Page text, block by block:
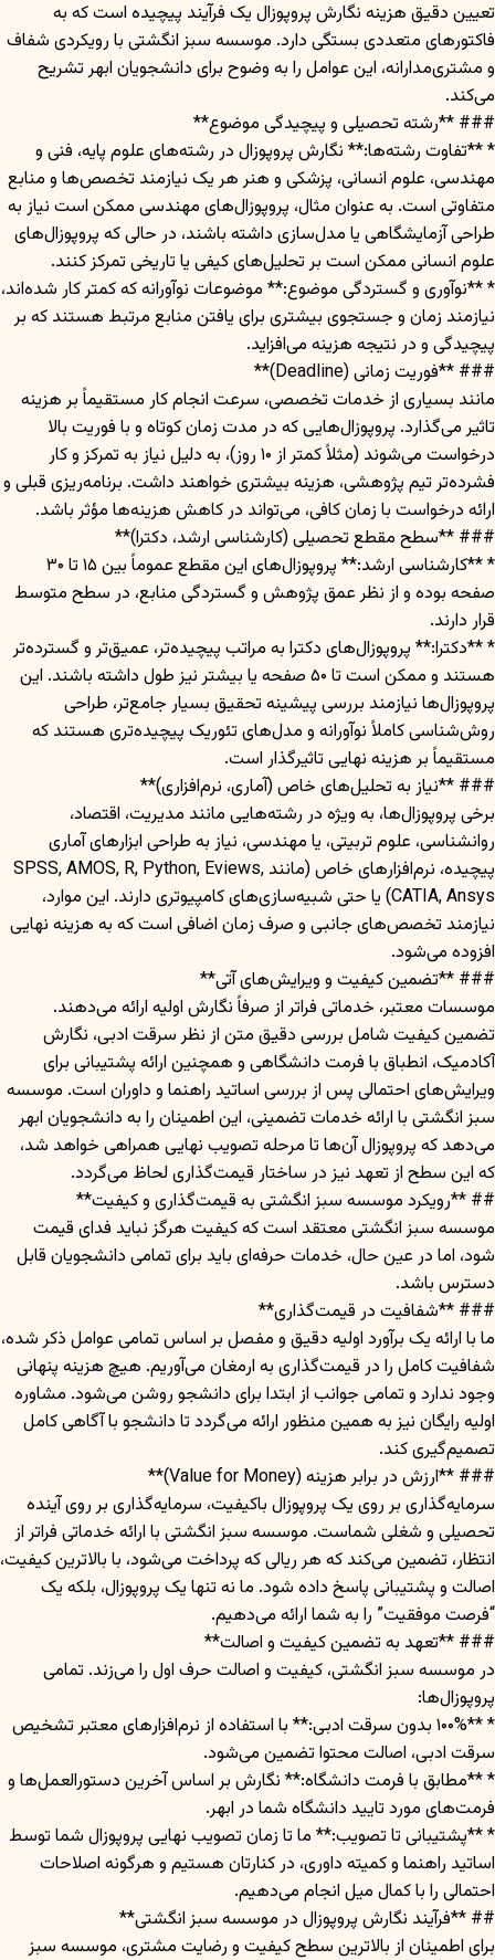
تعیین دقیق هزینه نگارش پروپوزال یک فرآیند پیچیده است که به
فاکتورهای متعددی بستگی دارد. موسسه سبز انگشتی با رویکردی شفاف
و مشتری‌مدارانه، این عوامل را به وضوح برای دانشجویان ابهر تشریح
می‌کند.
### **رشته تحصیلی و پیچیدگی موضوع**
* **تفاوت رشته‌ها:** نگارش پروپوزال در رشته‌های علوم پایه، فنی و
مهندسی، علوم انسانی، پزشکی و هنر هر یک نیازمند تخصص‌ها و منابع
متفاوتی است. به عنوان مثال، پروپوزال‌های مهندسی ممکن است نیاز به
طراحی آزمایشگاهی یا مدل‌سازی داشته باشند، در حالی که پروپوزال‌های
علوم انسانی ممکن است بر تحلیل‌های کیفی یا تاریخی تمرکز کنند.
* **نوآوری و گستردگی موضوع:** موضوعات نوآورانه که کمتر کار شده‌اند،
نیازمند زمان و جستجوی بیشتری برای یافتن منابع مرتبط هستند که بر
پیچیدگی و در نتیجه هزینه می‌افزاید.
### **فوریت زمانی (Deadline)**
مانند بسیاری از خدمات تخصصی، سرعت انجام کار مستقیماً بر هزینه
تاثیر می‌گذارد. پروپوزال‌هایی که در مدت زمان کوتاه و با فوریت بالا
درخواست می‌شوند (مثلاً کمتر از ۱۰ روز)، به دلیل نیاز به تمرکز و کار
فشرده‌تر تیم پژوهشی، هزینه بیشتری خواهند داشت. برنامه‌ریزی قبلی و
ارائه درخواست با زمان کافی، می‌تواند در کاهش هزینه‌ها مؤثر باشد.
### **سطح مقطع تحصیلی (کارشناسی ارشد، دکترا)**
* **کارشناسی ارشد:** پروپوزال‌های این مقطع عموماً بین ۱۵ تا ۳۰
صفحه بوده و از نظر عمق پژوهش و گستردگی منابع، در سطح متوسط
قرار دارند.
* **دکترا:** پروپوزال‌های دکترا به مراتب پیچیده‌تر، عمیق‌تر و گسترده‌تر
هستند و ممکن است تا ۵۰ صفحه یا بیشتر نیز طول داشته باشند. این
پروپوزال‌ها نیازمند بررسی پیشینه تحقیق بسیار جامع‌تر، طراحی
روش‌شناسی کاملاً نوآورانه و مدل‌های تئوریک پیچیده‌تری هستند که
مستقیماً بر هزینه نهایی تاثیرگذار است.
### **نیاز به تحلیل‌های خاص (آماری، نرم‌افزاری)**
برخی پروپوزال‌ها، به ویژه در رشته‌هایی مانند مدیریت، اقتصاد،
روانشناسی، علوم تربیتی، یا مهندسی، نیاز به طراحی ابزارهای آماری
پیچیده، نرم‌افزارهای خاص (مانند SPSS, AMOS, R, Python, Eviews,
CATIA, Ansys) یا حتی شبیه‌سازی‌های کامپیوتری دارند. این موارد،
نیازمند تخصص‌های جانبی و صرف زمان اضافی است که به هزینه نهایی
افزوده می‌شود.
### **تضمین کیفیت و ویرایش‌های آتی**
موسسات معتبر، خدماتی فراتر از صرفاً نگارش اولیه ارائه می‌دهند.
تضمین کیفیت شامل بررسی دقیق متن از نظر سرقت ادبی، نگارش
آکادمیک، انطباق با فرمت دانشگاهی و همچنین ارائه پشتیبانی برای
ویرایش‌های احتمالی پس از بررسی اساتید راهنما و داوران است. موسسه
سبز انگشتی با ارائه خدمات تضمینی، این اطمینان را به دانشجویان ابهر
می‌دهد که پروپوزال آن‌ها تا مرحله تصویب نهایی همراهی خواهد شد،
که این سطح از تعهد نیز در ساختار قیمت‌گذاری لحاظ می‌گردد.
## **رویکرد موسسه سبز انگشتی به قیمت‌گذاری و کیفیت**
موسسه سبز انگشتی معتقد است که کیفیت هرگز نباید فدای قیمت
شود، اما در عین حال، خدمات حرفه‌ای باید برای تمامی دانشجویان قابل
دسترس باشد.
### **شفافیت در قیمت‌گذاری**
ما با ارائه یک برآورد اولیه دقیق و مفصل بر اساس تمامی عوامل ذکر شده،
شفافیت کامل را در قیمت‌گذاری به ارمغان می‌آوریم. هیچ هزینه پنهانی
وجود ندارد و تمامی جوانب از ابتدا برای دانشجو روشن می‌شود. مشاوره
اولیه رایگان نیز به همین منظور ارائه می‌گردد تا دانشجو با آگاهی کامل
تصمیم‌گیری کند.
### **ارزش در برابر هزینه (Value for Money)**
سرمایه‌گذاری بر روی یک پروپوزال باکیفیت، سرمایه‌گذاری بر روی آینده
تحصیلی و شغلی شماست. موسسه سبز انگشتی با ارائه خدماتی فراتر از
انتظار، تضمین می‌کند که هر ریالی که پرداخت می‌شود، با بالاترین کیفیت،
اصالت و پشتیبانی پاسخ داده شود. ما نه تنها یک پروپوزال، بلکه یک
“فرصت موفقیت” را به شما ارائه می‌دهیم.
### **تعهد به تضمین کیفیت و اصالت**
در موسسه سبز انگشتی، کیفیت و اصالت حرف اول را می‌زند. تمامی
پروپوزال‌ها:
* **۱۰۰% بدون سرقت ادبی:** با استفاده از نرم‌افزارهای معتبر تشخیص
سرقت ادبی، اصالت محتوا تضمین می‌شود.
* **مطابق با فرمت دانشگاه:** نگارش بر اساس آخرین دستورالعمل‌ها و
فرمت‌های مورد تایید دانشگاه شما در ابهر.
* **پشتیبانی تا تصویب:** ما تا زمان تصویب نهایی پروپوزال شما توسط
اساتید راهنما و کمیته داوری، در کنارتان هستیم و هرگونه اصلاحات
احتمالی را با کمال میل انجام می‌دهیم.
## **فرآیند نگارش پروپوزال در موسسه سبز انگشتی**
برای اطمینان از بالاترین سطح کیفیت و رضایت مشتری، موسسه سبز